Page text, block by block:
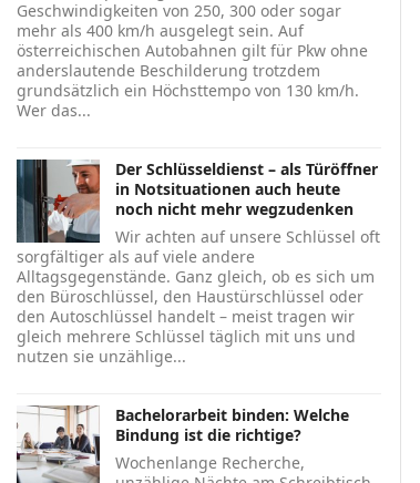
Geschwindigkeiten von 250, 300 oder sogar
mehr als 400 km/h ausgelegt sein. Auf
österreichischen Autobahnen gilt für Pkw ohne
anderslautende Beschilderung trotzdem
grundsätzlich ein Höchsttempo von 130 km/h.
Wer das...
Der Schlüsseldienst – als Türöffner
in Notsituationen auch heute
noch nicht mehr wegzudenken
Wir achten auf unsere Schlüssel oft
sorgfältiger als auf viele andere
Alltagsgegenstände. Ganz gleich, ob es sich um
den Büroschlüssel, den Haustürschlüssel oder
den Autoschlüssel handelt – meist tragen wir
gleich mehrere Schlüssel täglich mit uns und
nutzen sie unzählige...
Bachelorarbeit binden: Welche
Bindung ist die richtige?
Wochenlange Recherche,